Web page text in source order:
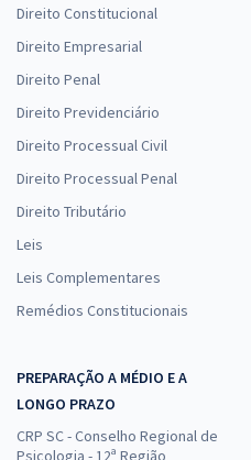
PGM de Uberlândia/MG - Direito
Cargo Procurador Municipal -
(Videoaulas) & Natália
Fiscal da Receita Estadual -
12x de
Direito Constitucional
Direito Empresarial
Direito Penal
Direito Previdenciário
Direito Processual Civil
Direito Processual Penal
Direito Tributário
Leis
Leis Complementares
Remédios Constitucionais
PREPARAÇÃO A MÉDIO E A
LONGO PRAZO
CRP SC - Conselho Regional de
Psicologia - 12ª Região